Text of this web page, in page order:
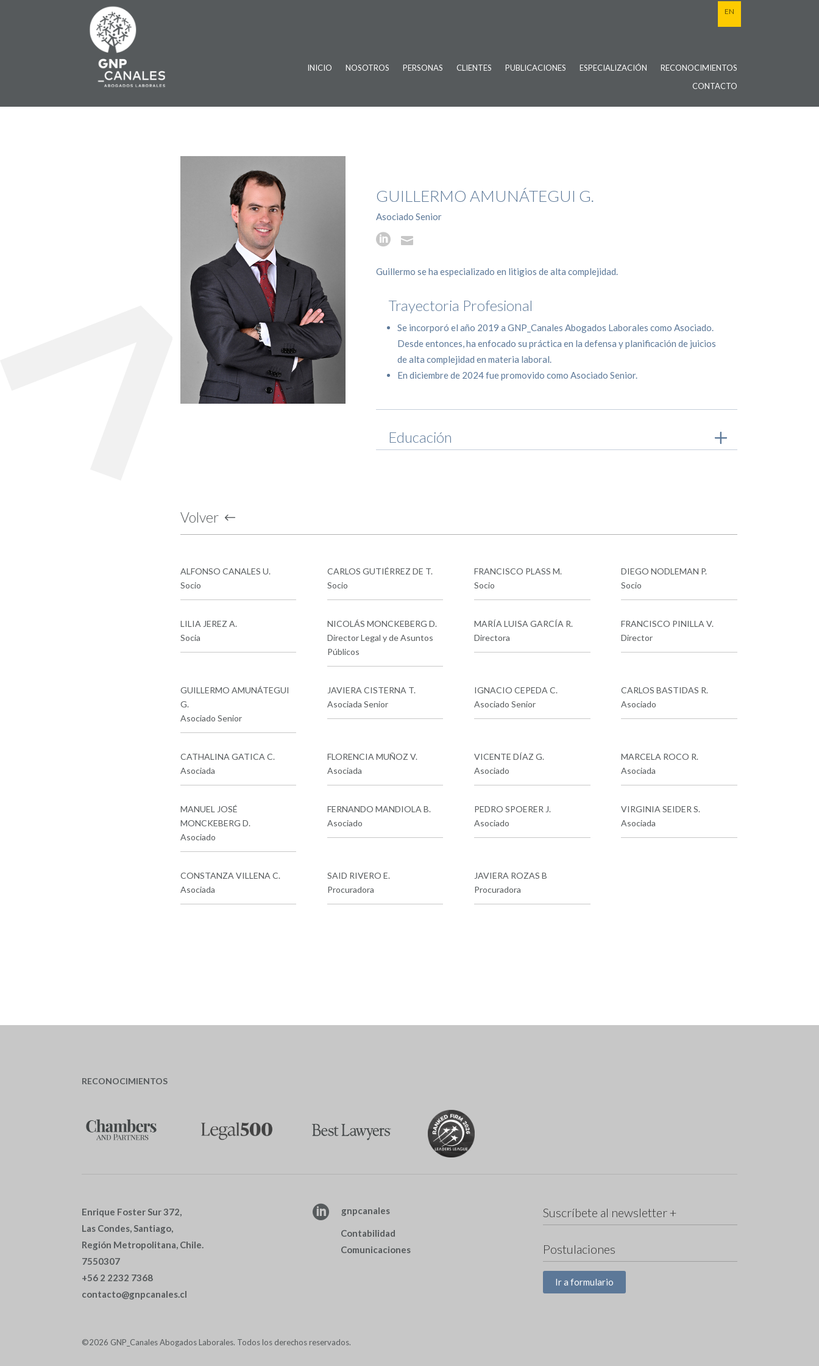
EN
INICIO NOSOTROS PERSONAS CLIENTES PUBLICACIONES ESPECIALIZACIÓN
RECONOCIMIENTOS
CONTACTO
GUILLERMO AMUNÁTEGUI G.
Asociado Senior
 
Guillermo se ha especializado en litigios de alta complejidad.
Trayectoria Profesional
Se incorporó el año 2019 a GNP_Canales Abogados Laborales como Asociado.
Desde entonces, ha enfocado su práctica en la defensa y planificación de juicios
de alta complejidad en materia laboral.
En diciembre de 2024 fue promovido como Asociado Senior.
Educación
Volver
ALFONSO CANALES U.
Socio
CARLOS GUTIÉRREZ DE T.
Socio
FRANCISCO PLASS M.
Socio
DIEGO NODLEMAN P.
Socio
LILIA JEREZ A.
Socia
NICOLÁS MONCKEBERG D.
Director Legal y de Asuntos
Públicos
MARÍA LUISA GARCÍA R.
Directora
FRANCISCO PINILLA V.
Director
GUILLERMO AMUNÁTEGUI
G.
Asociado Senior
JAVIERA CISTERNA T.
Asociada Senior
IGNACIO CEPEDA C.
Asociado Senior
CARLOS BASTIDAS R.
Asociado
CATHALINA GATICA C.
Asociada
FLORENCIA MUÑOZ V.
Asociada
VICENTE DÍAZ G.
Asociado
MARCELA ROCO R.
Asociada
MANUEL JOSÉ
MONCKEBERG D.
Asociado
FERNANDO MANDIOLA B.
Asociado
PEDRO SPOERER J.
Asociado
VIRGINIA SEIDER S.
Asociada
CONSTANZA VILLENA C.
Asociada
SAID RIVERO E.
Procuradora
JAVIERA ROZAS B
Procuradora
RECONOCIMIENTOS
Enrique Foster Sur 372,
Las Condes, Santiago,
Región Metropolitana, Chile.
7550307
+56 2 2232 7368
contacto@gnpcanales.cl
 gnpcanales
Contabilidad
Comunicaciones
Suscríbete al newsletter +
Postulaciones
Ir a formulario
©2026 GNP_Canales Abogados Laborales. Todos los derechos reservados.